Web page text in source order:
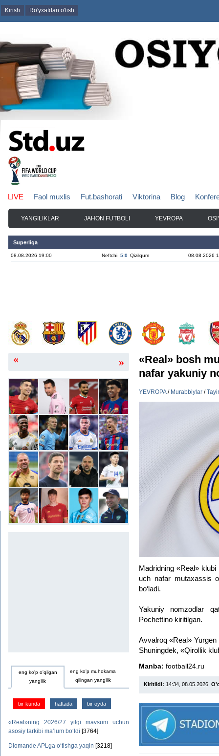
Kirish Ro'yxatdan o'tish
LIVE Faol muxlis Fut.bashorati Viktorina Blog
YANGILIKLAR JAHON FUTBOLI YEVROPA
Superliga
08.08.2026 19:00 Neftchi 5:0 Qizilqum 08.08.2026
« »
eng ko'p o'qilgan
yangilik
eng ko'p muhokama
qilingan yangilik
bir kunda haftada bir oyda
«Real»ning 2026/27 yilgi mavsum uchun
asosiy tarkibi ma’lum bo‘ldi [3764]
Diomande APLga o‘tishga yaqin [3218]
«Real» bosh
nafar yakuniy
YEVROPA/ Murabbiylar /
Madridning «Real»
uch nafar mutaxassis
bo‘ladi.
Yakuniy nomzodlar
Pochettino kiritilgan.
Avvalroq «Real» Yurgen
Shuningdek, «Qirollik
Manba: football24.ru
Kiritildi: 14:34, 08.05.2026.